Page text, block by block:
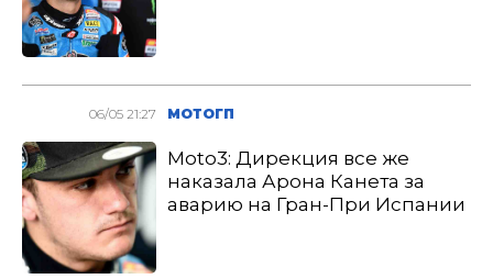
06/05 21:27 МОТОГП
Moto3: Дирекция все же
наказала Арона Канета за
аварию на Гран-При Испании